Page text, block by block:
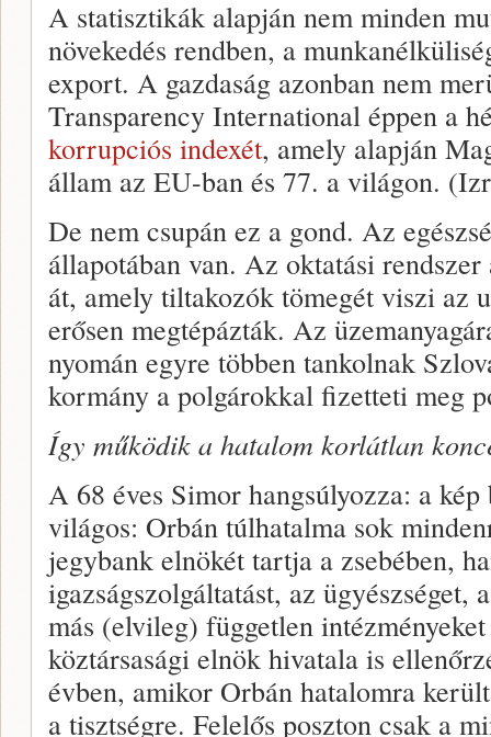
A statisztikák alapján nem minden
növekedés rendben, a
export. A gazdaság azonban nem
Transparency International éppen a
korrupciós indexét, amely alapján
állam az EU-ban és 77. a világon.
De nem csupán ez a gond. Az
állapotában van. Az oktatási
át, amely tiltakozók tömegét viszi az
erősen megtépázták. Az
nyomán egyre többen tankolnak
kormány a polgárokkal fizetteti meg
Így működik a hatalom korlátlan
A 68 éves Simor hangsúlyozza: a
világos: Orbán túlhatalma sok
jegybank elnökét tartja a zsebében,
igazságszolgáltatást, az ügyészséget,
más (elvileg) független
köztársasági elnök hivatala is
évben, amikor Orbán hatalomra
a tisztségre. Felelős poszton csak a